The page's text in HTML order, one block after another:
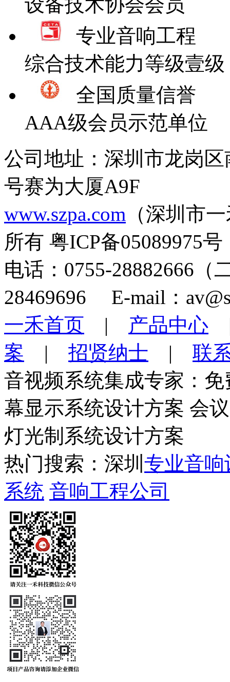
专业音响工程
综合技术能力等级壹级
全国质量信誉
AAA级会员示范单位
公司地址：深圳市龙岗
号赛为大厦A9F
www.szpa.com （深圳市
所有 粤ICP备05089975号
电话：0755-28882666
28469696 E-mail：
一禾首页 | 产品中心
案 | 招贤纳士 | 联
音视频系统集成专家：
幕显示系统设计方案 会
灯光制系统设计方案
热门搜索：深圳 专业音响
系统 音响工程公司